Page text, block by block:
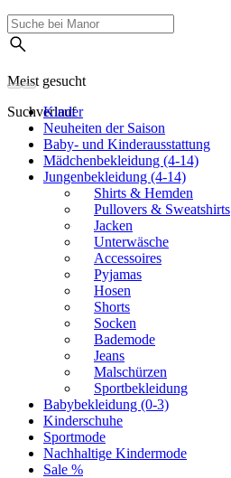
Meist gesucht
Suchverlauf
Kinder
Neuheiten der Saison
Baby- und Kinderausstattung
Mädchenbekleidung (4-14)
Jungenbekleidung (4-14)
Shirts & Hemden
Pullovers & Sweatshirts
Jacken
Unterwäsche
Accessoires
Pyjamas
Hosen
Shorts
Socken
Bademode
Jeans
Malschürzen
Sportbekleidung
Babybekleidung (0-3)
Kinderschuhe
Sportmode
Nachhaltige Kindermode
Sale %